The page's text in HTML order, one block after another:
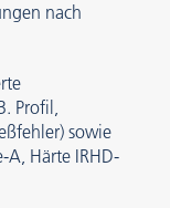
nach
Profil,
sowie
A, Härte IRHD-